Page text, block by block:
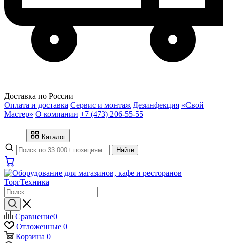
Доставка по России
Оплата и доставка Сервис и монтаж Дезинфекция «Свой
Мастер» О компании +7 (473) 206-55-55
Каталог
Найти
Сравнение0
Отложенные 0
Корзина 0